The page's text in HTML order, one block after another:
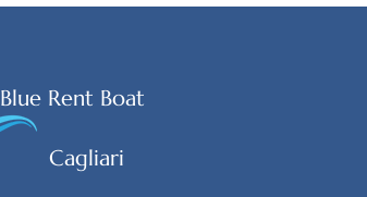
Blue Rent Boat
Cagliari